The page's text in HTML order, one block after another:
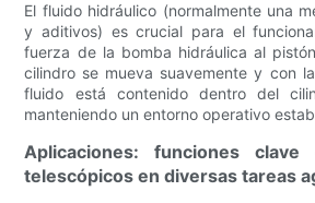
El fluido hidráulico (normalmente una
y aditivos) es crucial para el
fuerza de la bomba hidráulica al
cilindro se mueva suavemente y con
fluido está contenido dentro del
manteniendo un entorno operativo
Aplicaciones: funciones
telescópicos en diversas tareas